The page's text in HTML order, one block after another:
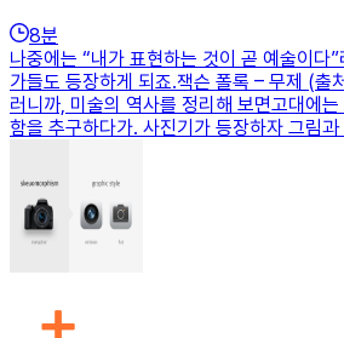
8분
나중에는 “내가 표현하는 것이 곧 예술이다
가들도 등장하게 되죠.잭슨 폴록 – 무제 (출
러니까, 미술의 역사를 정리해 보면고대에
함을 추구하다가. 사진기가 등장하자 그림과